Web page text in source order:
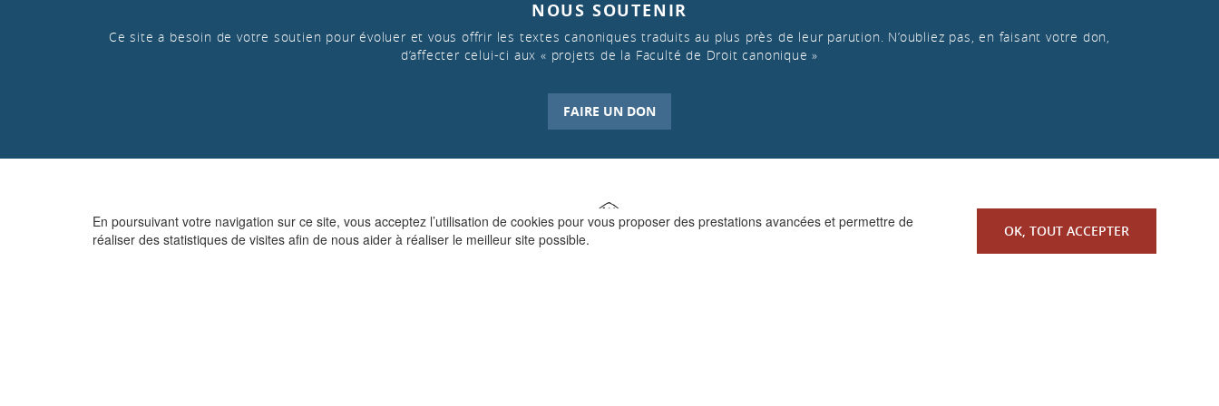
En poursuivant votre navigation sur ce site, vous acceptez l’utilisation de cookies pour vous proposer des prestations avancées et permettre de
réaliser des statistiques de visites afin de nous aider à réaliser le meilleur site possible.
OK, TOUT ACCEPTER
NOUS SOUTENIR
Ce site a besoin de votre soutien pour évoluer et vous offrir les textes canoniques traduits au plus près de leur parution. N’oubliez pas, en faisant votre don,
d’affecter celui-ci aux « projets de la Faculté de Droit canonique »
FAIRE UN DON